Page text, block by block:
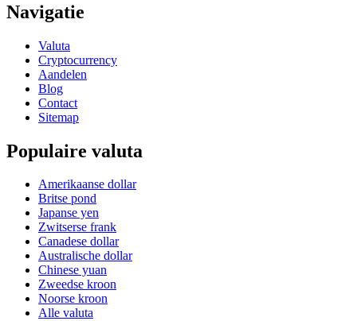
Navigatie
Valuta
Cryptocurrency
Aandelen
Blog
Contact
Sitemap
Populaire valuta
Amerikaanse dollar
Britse pond
Japanse yen
Zwitserse frank
Canadese dollar
Australische dollar
Chinese yuan
Zweedse kroon
Noorse kroon
Alle valuta